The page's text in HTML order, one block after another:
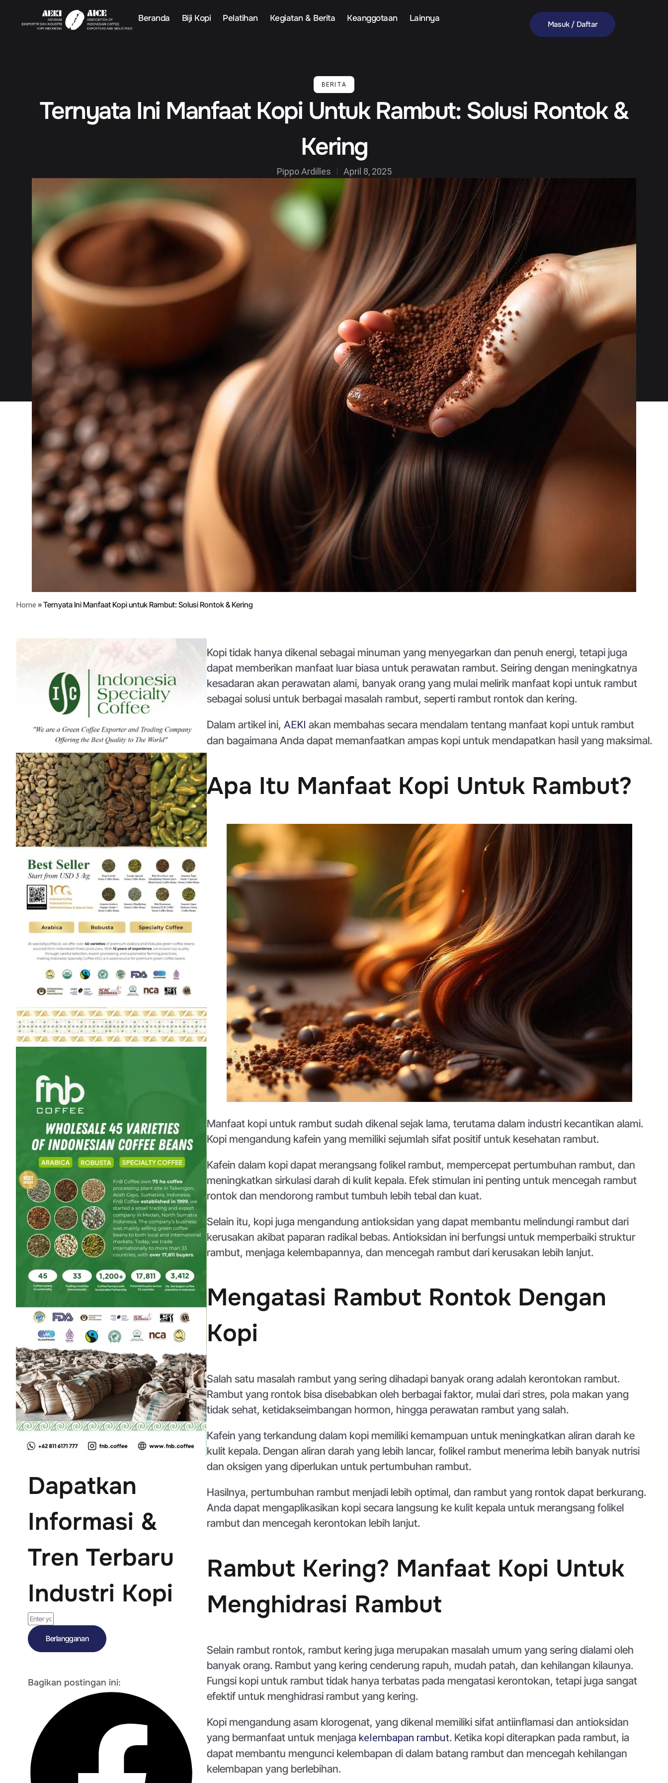
Beranda Biji Kopi Pelatihan Kegiatan & Berita Keanggotaan Lainnya
Masuk / Daftar
BERITA
Ternyata Ini Manfaat Kopi Untuk Rambut: Solusi Rontok &
Kering
Pippo Ardilles April 8, 2025
Home »Ternyata Ini Manfaat Kopi untuk Rambut: Solusi Rontok & Kering
Dapatkan
Informasi &
Tren Terbaru
Industri Kopi
Berlangganan
Bagikan postingan ini:
Kopi tidak hanya dikenal sebagai minuman yang menyegarkan dan penuh energi, tetapi juga
dapat memberikan manfaat luar biasa untuk perawatan rambut. Seiring dengan meningkatnya
kesadaran akan perawatan alami, banyak orang yang mulai melirik manfaat kopi untuk rambut
sebagai solusi untuk berbagai masalah rambut, seperti rambut rontok dan kering.
Dalam artikel ini, AEKI akan membahas secara mendalam tentang manfaat kopi untuk rambut
dan bagaimana Anda dapat memanfaatkan ampas kopi untuk mendapatkan hasil yang maksimal.
Apa Itu Manfaat Kopi Untuk Rambut?
Manfaat kopi untuk rambut sudah dikenal sejak lama, terutama dalam industri kecantikan alami.
Kopi mengandung kafein yang memiliki sejumlah sifat positif untuk kesehatan rambut.
Kafein dalam kopi dapat merangsang folikel rambut, mempercepat pertumbuhan rambut, dan
meningkatkan sirkulasi darah di kulit kepala. Efek stimulan ini penting untuk mencegah rambut
rontok dan mendorong rambut tumbuh lebih tebal dan kuat.
Selain itu, kopi juga mengandung antioksidan yang dapat membantu melindungi rambut dari
kerusakan akibat paparan radikal bebas. Antioksidan ini berfungsi untuk memperbaiki struktur
rambut, menjaga kelembapannya, dan mencegah rambut dari kerusakan lebih lanjut.
Mengatasi Rambut Rontok Dengan
Kopi
Salah satu masalah rambut yang sering dihadapi banyak orang adalah kerontokan rambut.
Rambut yang rontok bisa disebabkan oleh berbagai faktor, mulai dari stres, pola makan yang
tidak sehat, ketidakseimbangan hormon, hingga perawatan rambut yang salah.
Kafein yang terkandung dalam kopi memiliki kemampuan untuk meningkatkan aliran darah ke
kulit kepala. Dengan aliran darah yang lebih lancar, folikel rambut menerima lebih banyak nutrisi
dan oksigen yang diperlukan untuk pertumbuhan rambut.
Hasilnya, pertumbuhan rambut menjadi lebih optimal, dan rambut yang rontok dapat berkurang.
Anda dapat mengaplikasikan kopi secara langsung ke kulit kepala untuk merangsang folikel
rambut dan mencegah kerontokan lebih lanjut.
Rambut Kering? Manfaat Kopi Untuk
Menghidrasi Rambut
Selain rambut rontok, rambut kering juga merupakan masalah umum yang sering dialami oleh
banyak orang. Rambut yang kering cenderung rapuh, mudah patah, dan kehilangan kilaunya.
Fungsi kopi untuk rambut tidak hanya terbatas pada mengatasi kerontokan, tetapi juga sangat
efektif untuk menghidrasi rambut yang kering.
Kopi mengandung asam klorogenat, yang dikenal memiliki sifat antiinflamasi dan antioksidan
yang bermanfaat untuk menjaga kelembapan rambut. Ketika kopi diterapkan pada rambut, ia
dapat membantu mengunci kelembapan di dalam batang rambut dan mencegah kehilangan
kelembapan yang berlebihan.